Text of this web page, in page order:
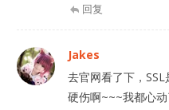
回复
Jakes
去官网看了下，
硬伤啊~~~我都心动